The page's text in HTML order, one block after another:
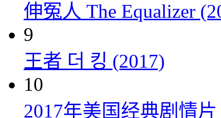
伸冤人 The Equalizer
9
王者 더 킹 (2017)
10
2017年美国经典剧情